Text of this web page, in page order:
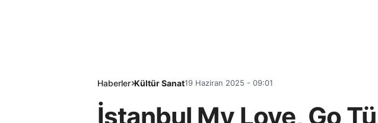
Haberler Kültür Sanat19 Haziran 2025 - 09:01
İstanbul My Love, Go